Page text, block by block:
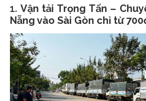
1. Vận tải Trọng Tấn –
Nẵng vào Sài Gòn chỉ từ